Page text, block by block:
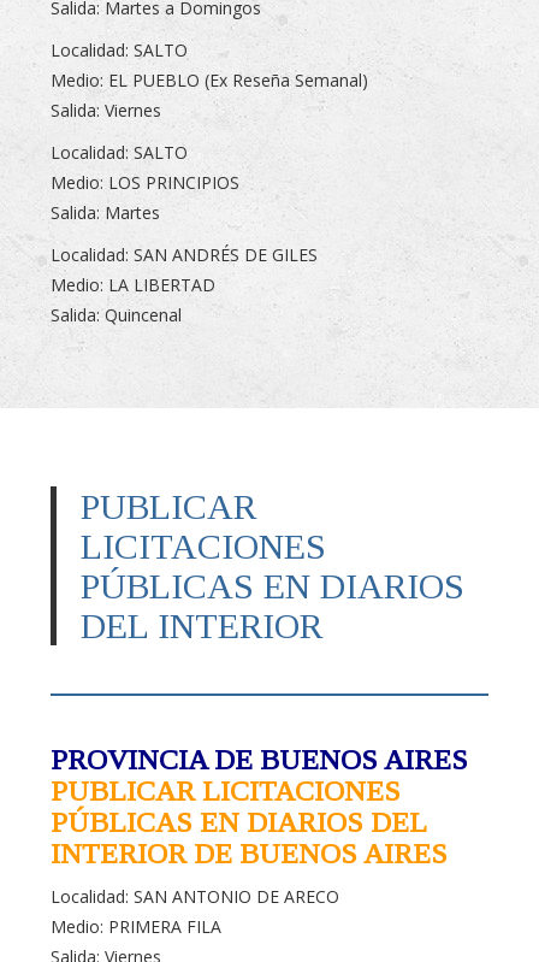
Salida: Martes a Domingos
Localidad: SALTO
Medio: EL PUEBLO (Ex Reseña Semanal)
Salida: Viernes
Localidad: SALTO
Medio: LOS PRINCIPIOS
Salida: Martes
Localidad: SAN ANDRÉS DE GILES
Medio: LA LIBERTAD
Salida: Quincenal
PUBLICAR
LICITACIONES
PÚBLICAS EN DIARIOS
DEL INTERIOR
PROVINCIA DE BUENOS AIRES
PUBLICAR LICITACIONES
PÚBLICAS EN DIARIOS DEL
INTERIOR DE BUENOS AIRES
Localidad: SAN ANTONIO DE ARECO
Medio: PRIMERA FILA
Salida: Viernes